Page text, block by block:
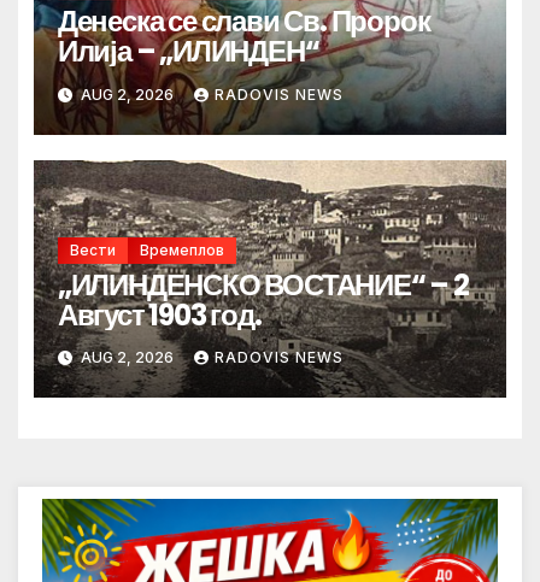
Денеска се слави Св. Пророк
Илија – „ИЛИНДЕН“
AUG 2, 2026 RADOVIS NEWS
Вести Времеплов
„ИЛИНДЕНСКО ВОСТАНИЕ“ – 2
Август 1903 год.
AUG 2, 2026 RADOVIS NEWS